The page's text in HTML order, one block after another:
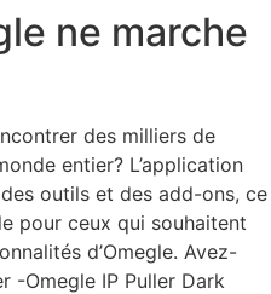
ne marche
des milliers de
entier? L’application
outils et des add-ons, ce
pour ceux qui souhaitent
d’Omegle. Avez-
-Omegle IP Puller Dark